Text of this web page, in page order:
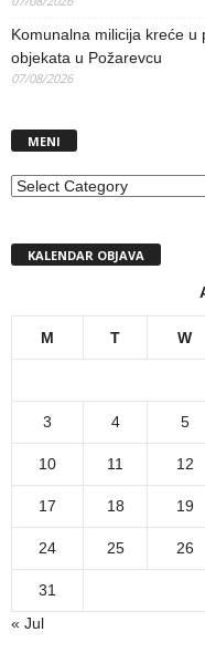
Komunalna milicija kreće u
objekata u Požarevcu
07/08/2026
MENI
MENI
KALENDAR OBJAVA
M T W
3 4 5
10 11 12
17 18 19
24 25 26
31
« Jul